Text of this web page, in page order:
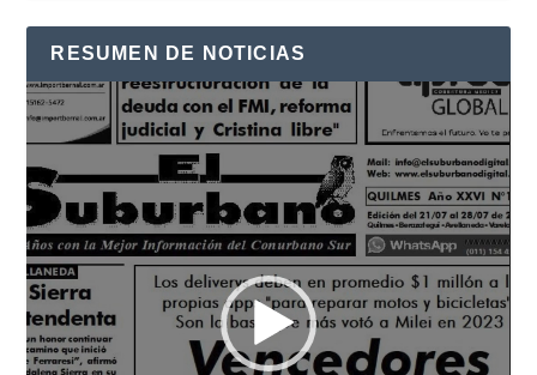
RESUMEN DE NOTICIAS
Reproductor
de
vídeo